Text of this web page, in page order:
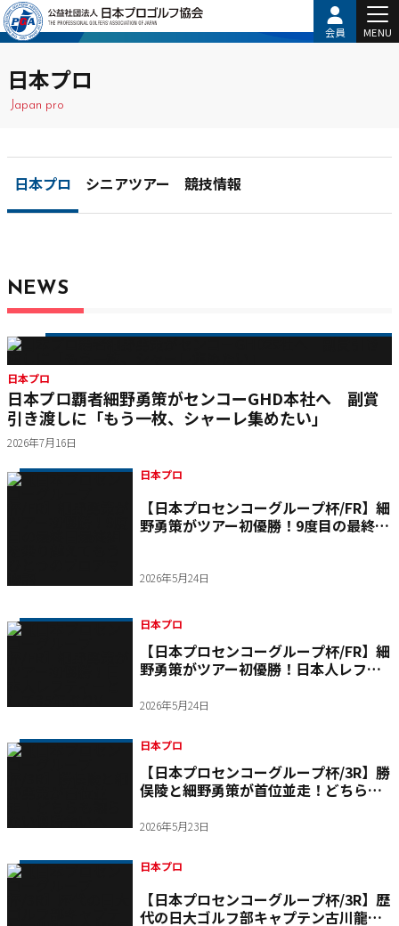
会員 MENU
日本プロ
Japan pro
日本プロ シニアツアー 競技情報
NEWS
日本プロ
日本プロ覇者細野勇策がセンコーGHD本社へ 副賞
引き渡しに「もう一枚、シャーレ集めたい」
2026年7月16日
日本プロ
【日本プロセンコーグループ杯/FR】細
野勇策がツアー初優勝！9度目の最終日
2026年5月24日
日本プロ
【日本プロセンコーグループ杯/FR】細
野勇策がツアー初優勝！日本人レフテ
2026年5月24日
日本プロ
【日本プロセンコーグループ杯/3R】勝
俣陵と細野勇策が首位並走！どちらも
2026年5月23日
日本プロ
【日本プロセンコーグループ杯/3R】歴
代の日大ゴルフ部キャプテン古川龍之